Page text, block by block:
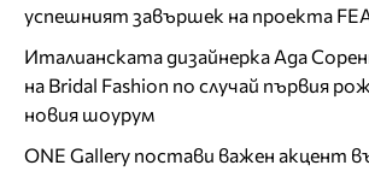
успешният завършек на проекта
Италианската дизайнерка Ада
на Bridal Fashion по случай първия
новия шоурум
ONE Gallery постави важен акцент